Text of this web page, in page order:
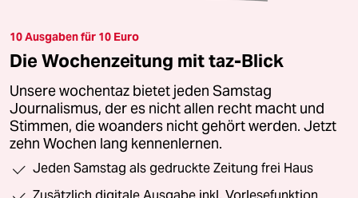
10 Ausgaben für 10 Euro
Die Wochenzeitung mit taz-Blick
Unsere wochentaz bietet jeden Samstag
Journalismus, der es nicht allen recht macht und
Stimmen, die woanders nicht gehört werden. Jetzt
zehn Wochen lang kennenlernen.
Jeden Samstag als gedruckte Zeitung frei Haus